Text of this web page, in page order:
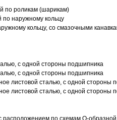
по роликам (шарикам)
наружному кольцу
кольцу, со смазочными
с одной стороны подшипника
с одной стороны подшипника
листовой сталью, с одной стороны
листовой сталью, с одной стороны
по схемам О-